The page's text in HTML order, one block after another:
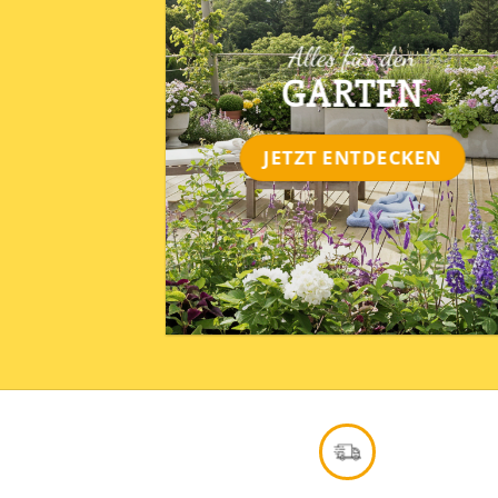
Alles für den
GARTEN
JETZT ENTDECKEN